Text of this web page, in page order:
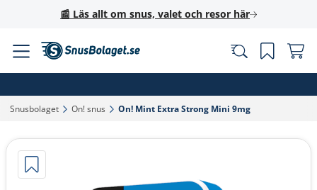
📰 Läs allt om snus, valet och resor här
Snusbolaget‎ On! snus‎ On! Mint Extra Strong Mini 9mg‎